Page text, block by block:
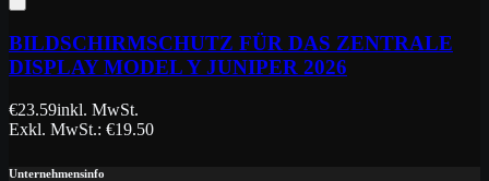
BILDSCHIRMSCHUTZ FÜR DAS ZENTRALE
DISPLAY MODEL Y JUNIPER 2026
€23.59inkl. MwSt.
Exkl. MwSt.: €19.50
Unternehmensinfo